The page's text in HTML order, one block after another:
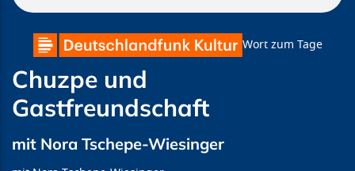
Wort zum Tage
Chuzpe und
Gastfreundschaft
mit Nora Tschepe-Wiesinger